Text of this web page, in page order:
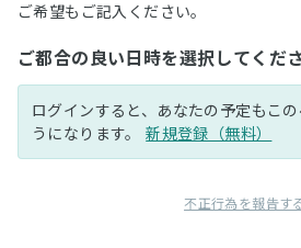
ご希望もご記入ください。
ご都合の良い日時を選択してくだ
ログインすると、あなたの予定もこ
うになります。新規登録（無料）
不正行為を報告す